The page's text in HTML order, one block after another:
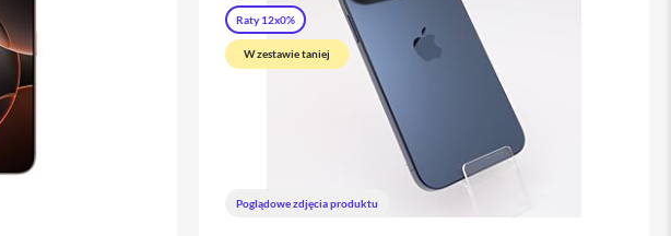
Raty 12x0%
W zestawie taniej
Poglądowe zdjęcia produktu